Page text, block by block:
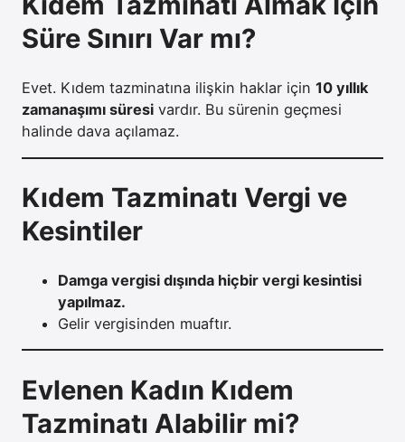
Süre Sınırı Var mı?
Evet. Kıdem tazminatına ilişkin haklar için 10 yıllık
zamanaşımı süresi vardır. Bu sürenin geçmesi
halinde dava açılamaz.
Kıdem Tazminatı Vergi ve
Kesintiler
Damga vergisi dışında hiçbir vergi kesintisi
yapılmaz.
Gelir vergisinden muaftır.
Evlenen Kadın Kıdem
Tazminatı Alabilir mi?